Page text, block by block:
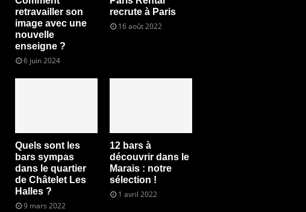
retravailler son
image avec une
nouvelle
enseigne ?
6 juin 2024
recrute à Paris
16 août 2022
Quels sont les
bars sympas
dans le quartier
de Châtelet Les
Halles ?
9 mars 2022
12 bars à
découvrir dans le
Marais : notre
sélection !
1 avril 2022